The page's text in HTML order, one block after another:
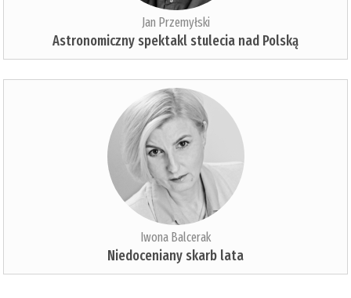
Jan Przemyłski
Astronomiczny spektakl stulecia nad Polską
Iwona Balcerak
Niedoceniany skarb lata